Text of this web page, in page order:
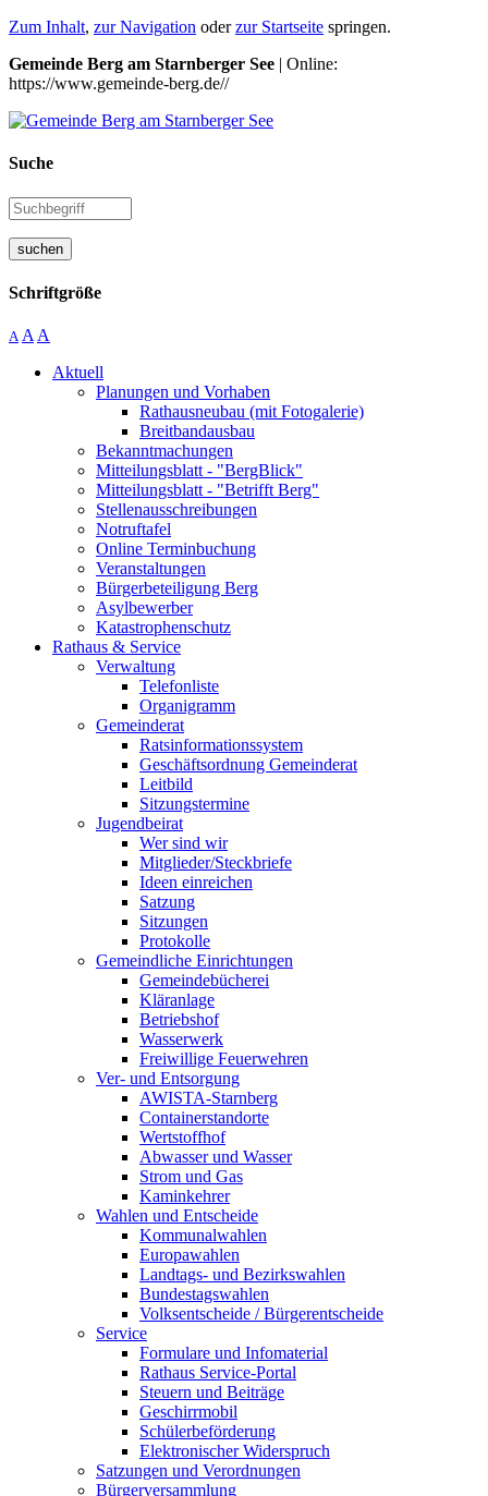
Zum Inhalt, zur Navigation oderzur Startseite springen.
Gemeinde Berg am Starnberger See | Online:
https://www.gemeinde-berg.de//
Suche
suchen
Schriftgröße
A A A
Aktuell
Planungen und Vorhaben
Rathausneubau (mit Fotogalerie)
Breitbandausbau
Bekanntmachungen
Mitteilungsblatt - "BergBlick"
Mitteilungsblatt - "Betrifft Berg"
Stellenausschreibungen
Notruftafel
Online Terminbuchung
Veranstaltungen
Bürgerbeteiligung Berg
Asylbewerber
Katastrophenschutz
Rathaus & Service
Verwaltung
Telefonliste
Organigramm
Gemeinderat
Ratsinformationssystem
Geschäftsordnung Gemeinderat
Leitbild
Sitzungstermine
Jugendbeirat
Wer sind wir
Mitglieder/Steckbriefe
Ideen einreichen
Satzung
Sitzungen
Protokolle
Gemeindliche Einrichtungen
Gemeindebücherei
Kläranlage
Betriebshof
Wasserwerk
Freiwillige Feuerwehren
Ver- und Entsorgung
AWISTA-Starnberg
Containerstandorte
Wertstoffhof
Abwasser und Wasser
Strom und Gas
Kaminkehrer
Wahlen und Entscheide
Kommunalwahlen
Europawahlen
Landtags- und Bezirkswahlen
Bundestagswahlen
Volksentscheide / Bürgerentscheide
Service
Formulare und Infomaterial
Rathaus Service-Portal
Steuern und Beiträge
Geschirrmobil
Schülerbeförderung
Elektronischer Widerspruch
Satzungen und Verordnungen
Bürgerversammlung